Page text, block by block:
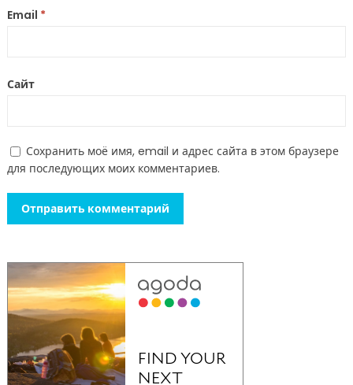
Email *
Сайт
Сохранить моё имя, email и адрес сайта в этом браузере
для последующих моих комментариев.